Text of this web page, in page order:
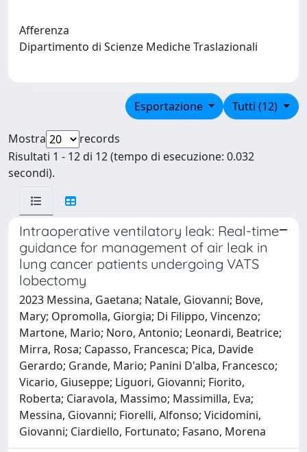
Afferenza
Dipartimento di Scienze Mediche Traslazionali
Tutti (12)
Esportazione
Mostra
records
Risultati 1 - 12 di 12 (tempo di esecuzione: 0.032
secondi).
Intraoperative ventilatory leak: Real-time
guidance for management of air leak in
lung cancer patients undergoing VATS
lobectomy
2023 Messina, Gaetana; Natale, Giovanni; Bove,
Mary; Opromolla, Giorgia; Di Filippo, Vincenzo;
Martone, Mario; Noro, Antonio; Leonardi, Beatrice;
Mirra, Rosa; Capasso, Francesca; Pica, Davide
Gerardo; Grande, Mario; Panini D'alba, Francesco;
Vicario, Giuseppe; Liguori, Giovanni; Fiorito,
Roberta; Ciaravola, Massimo; Massimilla, Eva;
Messina, Giovanni; Fiorelli, Alfonso; Vicidomini,
Giovanni; Ciardiello, Fortunato; Fasano, Morena